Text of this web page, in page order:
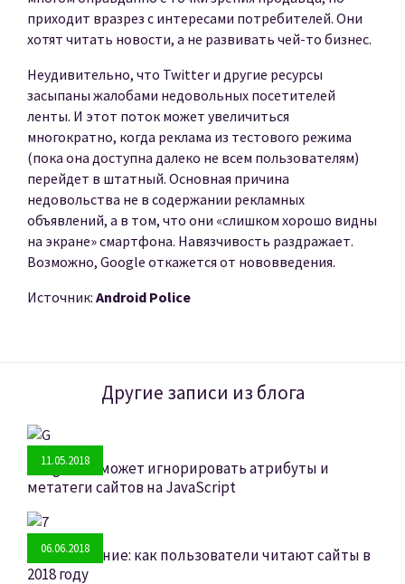
приходит вразрез с интересами потребителей. Они
хотят читать новости, а не развивать чей-то бизнес.
Неудивительно, что Twitter и другие ресурсы
засыпаны жалобами недовольных посетителей
ленты. И этот поток может увеличиться
многократно, когда реклама из тестового режима
(пока она доступна далеко не всем пользователям)
перейдет в штатный. Основная причина
недовольства не в содержании рекламных
объявлений, а в том, что они «слишком хорошо видны
на экране» смартфона. Навязчивость раздражает.
Возможно, Google откажется от нововведения.
Источник: Android Police
Другие записи из блога
11.05.2018
Googlebot может игнорировать атрибуты и
метатеги сайтов на JavaScript
06.06.2018
Исследование: как пользователи читают сайты в
2018 году